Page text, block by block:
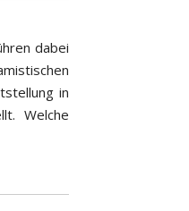
dabei
in
Welche